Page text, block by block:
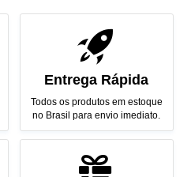
Entrega Rápida
Todos os produtos em estoque
no Brasil para envio imediato.